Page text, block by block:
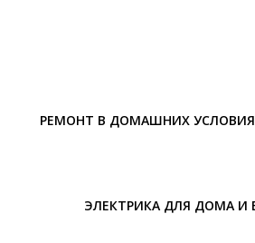
РЕМОНТ В ДОМАШНИХ
ЭЛЕКТРИКА ДЛЯ ДОМА И